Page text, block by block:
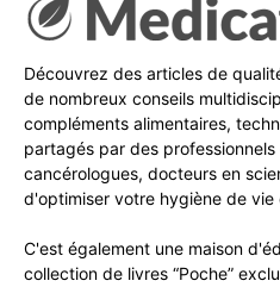
Découvrez des articles de
de nombreux conseils
compléments alimentaires,
partagés par des
cancérologues, docteurs en
d'optimiser votre hygiène de
C'est également une maison
collection de livres “Poche”